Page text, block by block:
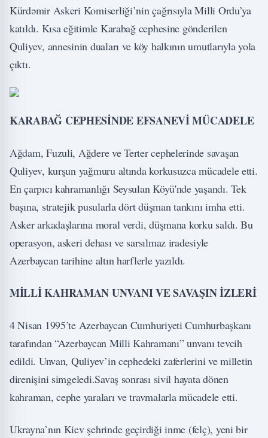
Kürdəmir Askeri Komiserliği’nin çağrısıyla Milli Ordu’ya
katıldı. Kısa eğitimle Karabağ cephesine gönderilen
Quliyev, annesinin duaları ve köy halkının umutlarıyla yola
çıktı.
KARABAĞ CEPHESİNDE EFSANEVİ MÜCADELE
Ağdam, Fuzuli, Ağdere ve Terter cephelerinde savaşan
Quliyev, kurşun yağmuru altında korkusuzca mücadele etti.
En çarpıcı kahramanlığı Seysulan Köyü'nde yaşandı. Tek
başına, stratejik pusularla dört düşman tankını imha etti.
Asker arkadaşlarına moral verdi, düşmana korku saldı. Bu
operasyon, askeri dehası ve sarsılmaz iradesiyle
Azerbaycan tarihine altın harflerle yazıldı.
MİLLİ KAHRAMAN UNVANI VE SAVAŞIN İZLERİ
4 Nisan 1995’te Azerbaycan Cumhuriyeti Cumhurbaşkanı
tarafından “Azerbaycan Milli Kahramanı” unvanı tevcih
edildi. Unvan, Quliyev’in cephedeki zaferlerini ve milletin
direnişini simgeledi.Savaş sonrası sivil hayata dönen
kahraman, cephe yaraları ve travmalarla mücadele etti.
Ukrayna’nın Kiev şehrinde geçirdiği inme (felç), yeni bir